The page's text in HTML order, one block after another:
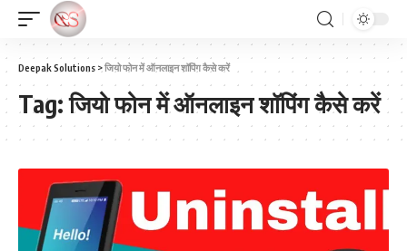
Deepak Solutions >जियो फोन में ऑनलाइन शॉपिंग कैसे करें
Tag:जियो फोन में ऑनलाइन शॉपिंग कैसे करें